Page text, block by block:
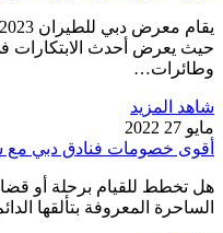
حيث يعرض أحدث الابتكارات
وطائرات…
شاهد المزيد
مايو 27 2022
أقوى خصومات فنادق دبي مع
هل تخطط للقيام برحلة أو
الساحرة المعروفة بتألقها